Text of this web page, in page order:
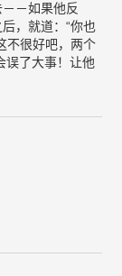
－如果他反
，就道：“你也
不很好吧，两个
误了大事！让他